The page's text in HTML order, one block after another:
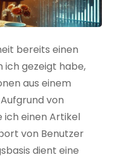
bereits einen
gezeigt habe,
aus einem
von
einen Artikel
von Benutzer
dient eine